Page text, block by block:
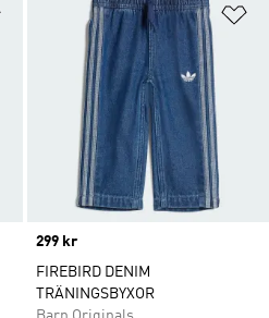
Lägg till på önskelistan
Price
299 kr
FIREBIRD DENIM
TRÄNINGSBYXOR